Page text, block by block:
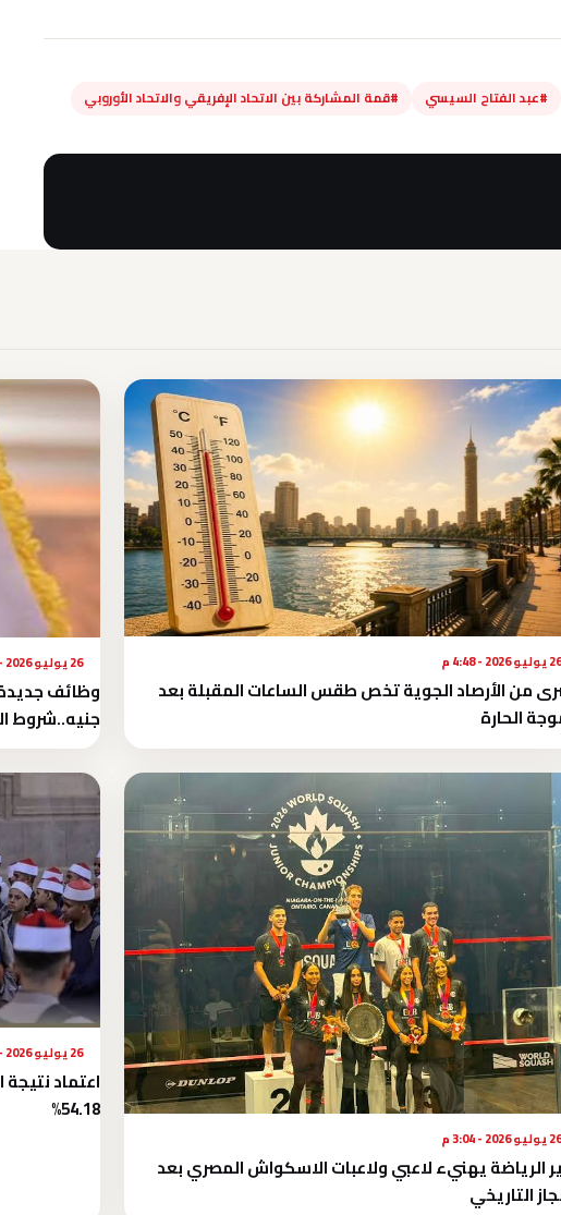
#عبد الفتاح السيسي #قمة المشاركة بين الاتحاد الإفريقي والاتحاد الأوروبي
26 يوليو 2026 - 4:48 م
من الأرصاد الجوية تخص طقس الساعات المقبلة بعد
الحارة
26 يوليو 2026 - 3:40 م
جنيه..شروط
26 يوليو 2026 - 3:04 م
الرياضة يهنيء لاعبي ولاعبات الاسكواش المصري بعد
التاريخي
26 يوليو 2026 - 2:31 م
اعتماد
54.18%